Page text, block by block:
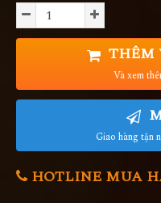
THÊM
Và xem
Giao hàng tận
HOTLINE MUA